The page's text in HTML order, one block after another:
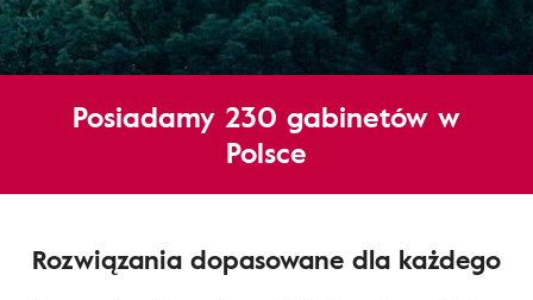
Posiadamy 230 gabinetów w
Polsce
Rozwiązania dopasowane dla każdego